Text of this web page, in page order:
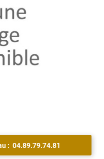
: 04.89.79.74.81